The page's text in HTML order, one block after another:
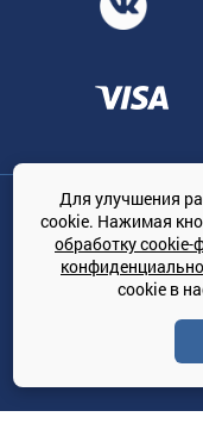
Общество с
1167847364079,
© Сайт
Для улучшения
cookie. Нажимая
обработку cookie-
cookie в